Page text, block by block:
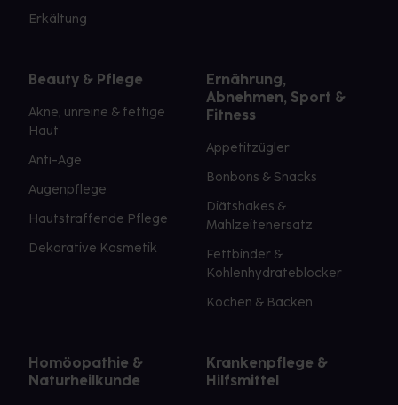
Erkältung
Beauty & Pflege
Akne, unreine & fettige
Haut
Anti-Age
Augenpflege
Hautstraffende Pflege
Dekorative Kosmetik
Ernährung,
Abnehmen, Sport &
Fitness
Appetitzügler
Bonbons & Snacks
Diätshakes &
Mahlzeitenersatz
Fettbinder &
Kohlenhydrateblocker
Kochen & Backen
Homöopathie &
Naturheilkunde
Krankenpflege &
Hilfsmittel